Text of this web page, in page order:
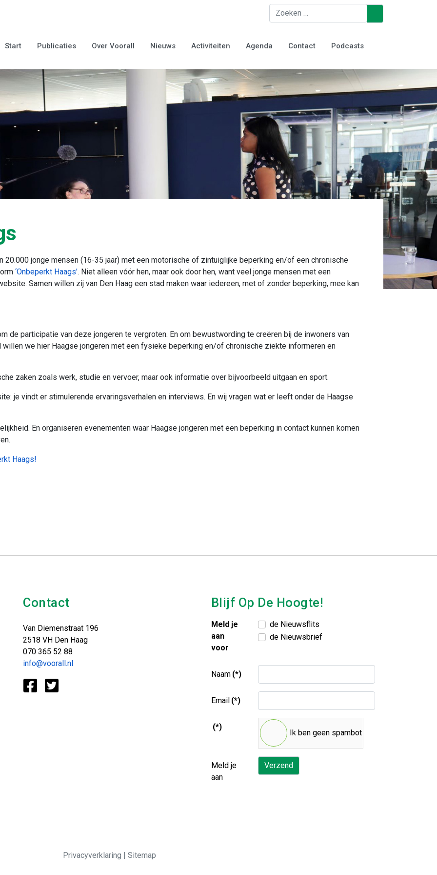
Start Publicaties Over Voorall Nieuws Activiteiten Agenda Contact Podcasts
20.000 jonge mensen (16-35 jaar) met een motorische of zintuiglijke beperking en/of een chronische
‘Onbeperkt Haags’. Niet alleen vóór hen, maar ook door hen, want veel jonge mensen met een
Samen willen zij van Den Haag een stad maken waar iedereen, met of zonder beperking, mee kan
de participatie van deze jongeren te vergroten. En om bewustwording te creëren bij de inwoners van
willen we hier Haagse jongeren met een fysieke beperking en/of chronische ziekte informeren en
zaken zoals werk, studie en vervoer, maar ook informatie over bijvoorbeeld uitgaan en sport.
je vindt er stimulerende ervaringsverhalen en interviews. En wij vragen wat er leeft onder de Haagse
En organiseren evenementen waar Haagse jongeren met een beperking in contact kunnen komen
Haags!
Contact
Van Diemenstraat 196
2518 VH Den Haag
070 365 52 88
info@voorall.nl
Blijf Op De Hoogte!
Meld je
aan
voor
de Nieuwsflits
de Nieuwsbrief
Naam (*)
Email (*)
(*)
Ik ben geen spambot
Meld je
aan
Verzend
Privacyverklaring | Sitemap